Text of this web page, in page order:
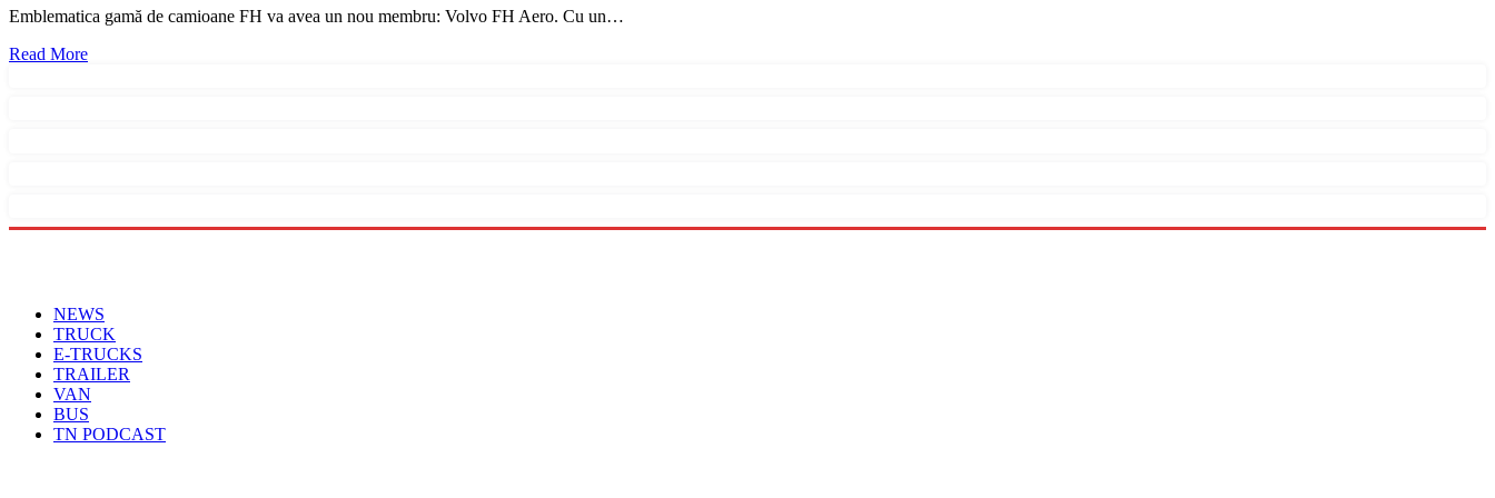
Emblematica gamă de camioane FH va avea un nou membru: Volvo FH Aero. Cu un…
Read More
NEWS
TRUCK
E-TRUCKS
TRAILER
VAN
BUS
TN PODCAST